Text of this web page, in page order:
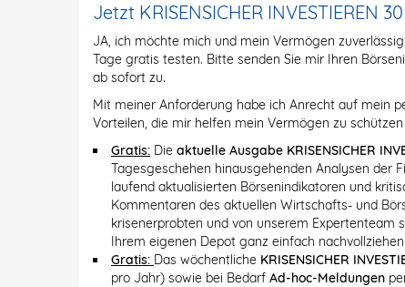
Jetzt KRISENSICHER INVESTIEREN
JA, ich möchte mich und mein Vermögen zuverlässig
Tage gratis testen. Bitte senden Sie mir Ihren
ab sofort zu.
Mit meiner Anforderung habe ich Anrecht auf mein
Vorteilen, die mir helfen mein Vermögen zu
Gratis: Die aktuelle Ausgabe KRISENSICHER
Tagesgeschehen hinausgehenden Analysen der
laufend aktualisierten Börsenindikatoren und
Kommentaren des aktuellen Wirtschafts- und
krisenerprobten und von unserem Expertenteam
Ihrem eigenen Depot ganz einfach
Gratis: Das wöchentliche KRISENSICHER
pro Jahr) sowie bei Bedarf Ad-hoc-Meldungen